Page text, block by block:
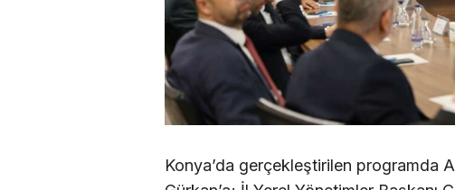
Konya’da gerçekleştirilen programda